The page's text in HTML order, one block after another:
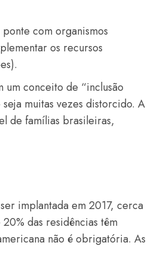
com organismos
os recursos
um conceito de “inclusão
muitas vezes distorcido. A
de famílias brasileiras,
implantada em 2017, cerca
das residências têm
não é obrigatória. As